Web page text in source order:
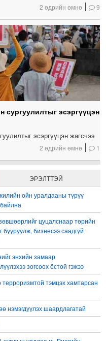
2 өдрийн өмнө 9
эсэргүүцэн
эсэргүүцэн жагсчээ
2 өдрийн өмнө 1
ЭРЭЛТТЭЙ
ойн уралдааны түрүү
цуцалснаар төрийн
бизнесээ саадгүй
энхийн замаар
зогсоох ёстой гэжээ
тэмцэх хамтарсан
нэмэгдүүлэх шаардлагатай